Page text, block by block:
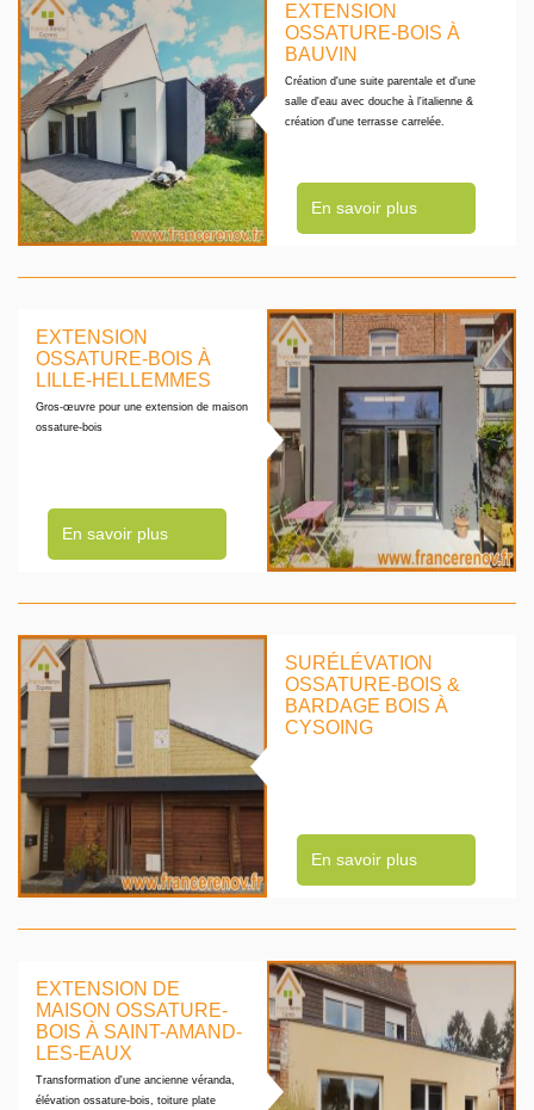
EXTENSION
OSSATURE-BOIS À
BAUVIN
Création d'une suite parentale et d'une
salle d'eau avec douche à l'italienne &
création d'une terrasse carrelée.
En savoir plus
EXTENSION
OSSATURE-BOIS À
LILLE-HELLEMMES
Gros-œuvre pour une extension de maison
ossature-bois
En savoir plus
SURÉLÉVATION
OSSATURE-BOIS &
BARDAGE BOIS À
CYSOING
En savoir plus
EXTENSION DE
MAISON OSSATURE-
BOIS À SAINT-AMAND-
LES-EAUX
Transformation d'une ancienne véranda,
élévation ossature-bois, toiture plate